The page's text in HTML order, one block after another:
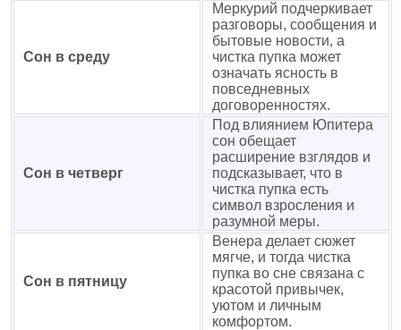
Сон в среду
Меркурий подчеркивает
разговоры, сообщения и
бытовые новости, а
чистка пупка может
означать ясность в
повседневных
договоренностях.
Сон в четверг
Под влиянием Юпитера
сон обещает
расширение взглядов и
подсказывает, что в
чистка пупка есть
символ взросления и
разумной меры.
Сон в пятницу
Венера делает сюжет
мягче, и тогда чистка
пупка во сне связана с
красотой привычек,
уютом и личным
комфортом.